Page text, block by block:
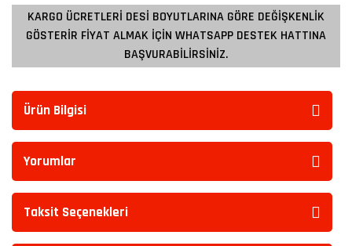
KARGO ÜCRETLERİ DESİ BOYUTLARINA GÖRE DEĞİŞKENLİK
GÖSTERİR FİYAT ALMAK İÇİN WHATSAPP DESTEK HATTINA
BAŞVURABİLİRSİNİZ.
Ürün Bilgisi
Yorumlar
Taksit Seçenekleri